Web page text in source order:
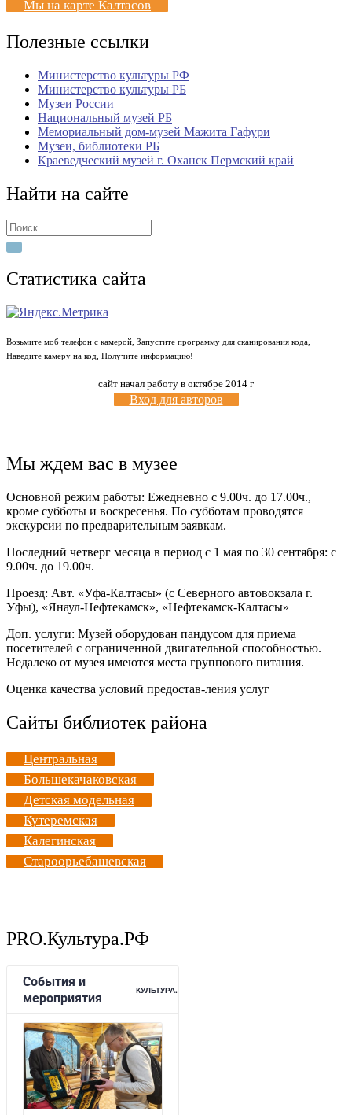
Мы на карте Калтасов
Полезные ссылки
Министерство культуры РФ
Министерство культуры РБ
Музеи России
Национальный музей РБ
Мемориальный дом-музей Мажита Гафури
Музеи, библиотеки РБ
Краеведческий музей г. Оханск Пермский край
Найти на сайте
Search
for:
Статистика сайта
Возьмите моб телефон с камерой, Запустите программу для сканирования кода,
Наведите камеру на код, Получите информацию!
сайт начал работу в октябре 2014 г
Вход для авторов
Мы ждем вас в музее
Основной режим работы: Ежедневно с 9.00ч. до 17.00ч.,
кроме субботы и воскресенья. По субботам проводятся
экскурсии по предварительным заявкам.
Последний четверг месяца в период с 1 мая по 30 сентября: с
9.00ч. до 19.00ч.
Проезд: Авт. «Уфа-Калтасы» (с Северного автовокзала г.
Уфы), «Янаул-Нефтекамск», «Нефтекамск-Калтасы»
Доп. услуги: Музей оборудован пандусом для приема
посетителей с ограниченной двигательной способностью.
Недалеко от музея имеются места группового питания.
Оценка качества условий предостав-ления услуг
Сайты библиотек района
Центральная
Большекачаковская
Детская модельная
Кутеремская
Калегинская
Староорьебашевская
PRO.Культура.РФ